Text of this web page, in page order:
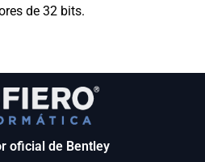
de 32 bits.
oficial de Bentley